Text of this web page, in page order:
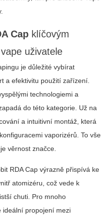
Cap klíčovým
uživatele
je důležité vybírat
a efektivitu použití zařízení.
technologiemi a
do této kategorie. Už na
a intuitivní montáž, která
vaporizérů. To vše
věrnost značce.
RDA Cap výrazně přispívá ke
atomizéru, což vede k
chuti. Pro mnoho
ideální propojení mezi